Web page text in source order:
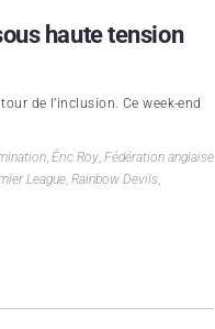
haute tension
de l’inclusion. Ce week-end
, Éric Roy, Fédération anglaise
League, Rainbow Devils,